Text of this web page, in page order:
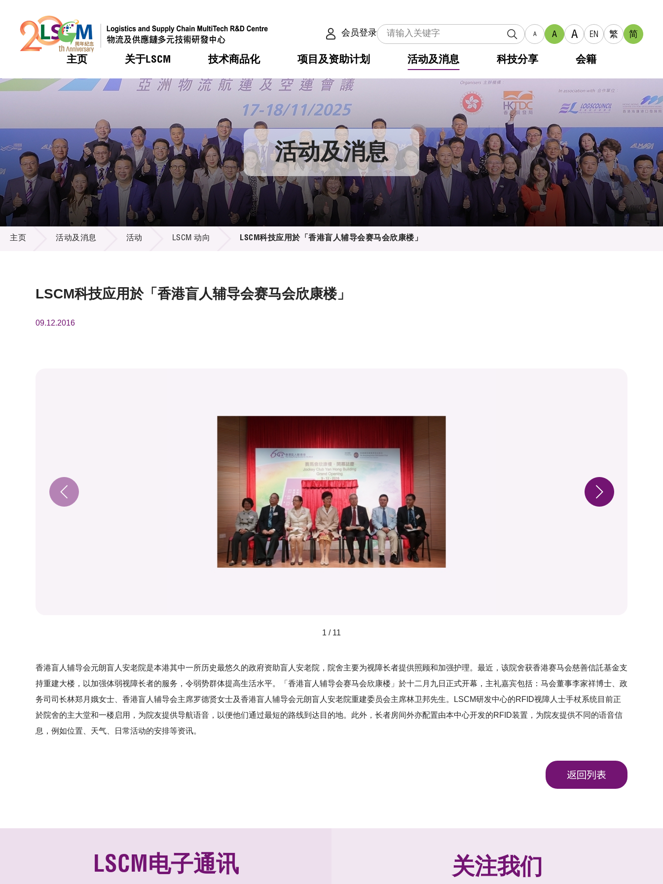
会员登录 A A A EN 繁 简
主页 关于LSCM
热门 机构简介
组织架构
组织架构
董事局
研究顾问
招标通告
技术商品化
热门 服务
可获授权之技术
应用于公共服务之创新技术
重点项目
项目及资助计划
热门 合作计划
资助计划
资助计划
税务优惠
申请
评审
征求研发项目计划书
项目资料库
活动及消息
热门 活动
奖项
新闻中心
媒体报导
新闻稿
资讯中心
多媒体
出版刊物
科技分享 会籍
热门 会籍及服务
会员列表
会员登入 活动及消息
活动及消息
主页 活动及消息 活动 LSCM 动向 LSCM科技应用於「香港盲人辅导会赛马会欣康楼」
LSCM科技应用於「香港盲人辅导会赛马会欣康楼」
09.12.2016
1 / 11
香港盲人辅导会元朗盲人安老院是本港其中一所历史最悠久的政府资助盲人安老院，院舍主要为视障长者提供照顾和加强护理。最近，该院舍获香港赛马会慈善信託基金支
持重建大楼，以加强体弱视障长者的服务，令弱势群体提高生活水平。「香港盲人辅导会赛马会欣康楼」於十二月九日正式开幕，主礼嘉宾包括：马会董事李家祥博士、政
务司司长林郑月娥女士、香港盲人辅导会主席罗德贤女士及香港盲人辅导会元朗盲人安老院重建委员会主席林卫邦先生。LSCM研发中心的RFID视障人士手杖系统目前正
於院舍的主大堂和一楼启用，为院友提供导航语音，以便他们通过最短的路线到达目的地。此外，长者房间外亦配置由本中心开发的RFID装置，为院友提供不同的语音信
息，例如位置、天气、日常活动的安排等资讯。
返回列表
LSCM电子通讯 关注我们